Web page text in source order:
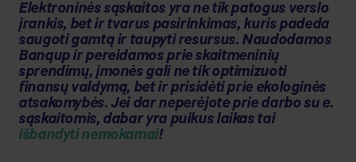
Elektroninės sąskaitos yra ne tik patogus verslo
įrankis, bet ir tvarus pasirinkimas, kuris padeda
saugoti gamtą ir taupyti resursus. Naudodamos
Banqup ir pereidamos prie skaitmeninių
sprendimų, įmonės gali ne tik optimizuoti
finansų valdymą, bet ir prisidėti prie ekologinės
atsakomybės. Jei dar neperėjote prie darbo su e.
sąskaitomis, dabar yra puikus laikas tai
išbandyti nemokamai!